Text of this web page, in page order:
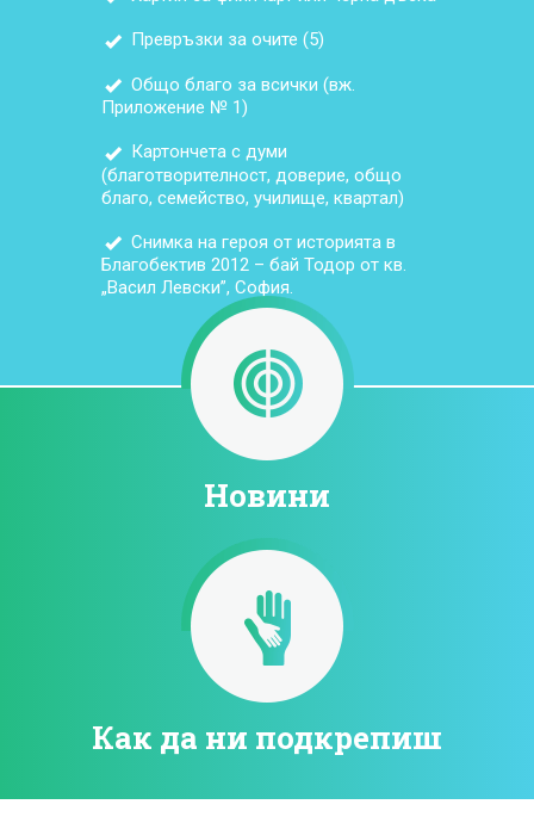
Превръзки за очите (5)
Общо благо за всички (вж.
Приложение № 1)
Картончета с думи
(благотворителност, доверие, общо
благо, семейство, училище, квартал)
Снимка на героя от историята в
Благобектив 2012 – бай Тодор от кв.
„Васил Левски”, София.
Новини
Как да ни подкрепиш